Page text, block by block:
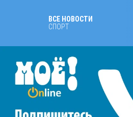
ВСЕ НОВОСТИ
СПОРТ